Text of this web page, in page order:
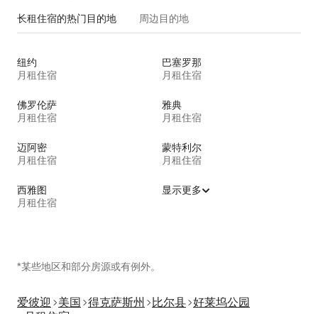
长租住宿的热门目的地 周边目的地
纽约
月租住宿
巴塞罗那
月租住宿
佛罗伦萨
月租住宿
雅典
月租住宿
迈阿密
月租住宿
蒙特利尔
月租住宿
西雅图
月租住宿
显示更多
*某些地区和部分房源或有例外。
爱彼迎 美国 得克萨斯州 比尔县 好莱坞公园